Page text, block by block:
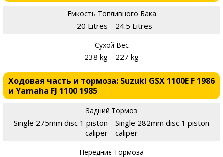
Емкость Топливного Бака
20 Litres 24.5 Litres
Сухой Вес
238 kg 227 kg
Ходовая часть и тормоза: Suzuki GSX 1100E F 1986
и Yamaha FJ 1100 1985
Задний Тормоз
Single 275mm disc 1 piston
caliper
Single 282mm disc 1 piston
caliper
Передние Тормоза